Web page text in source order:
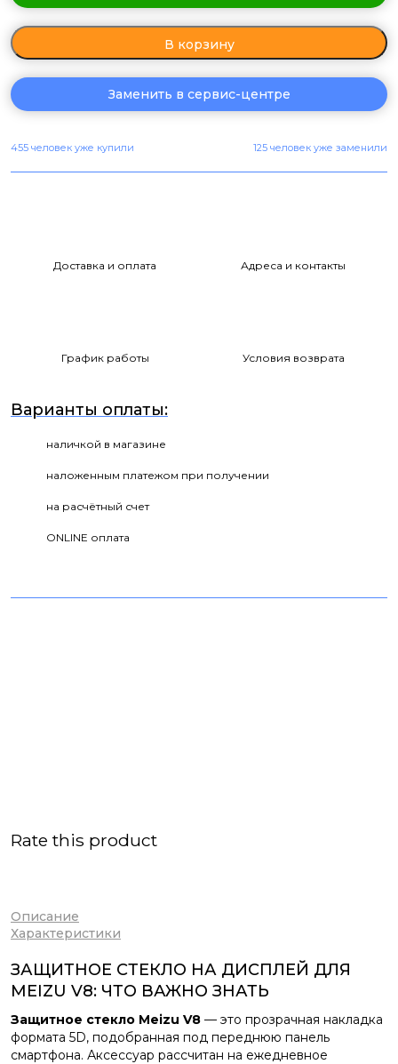
В корзину
Заменить в сервис-центре
455 человек уже купили 125 человек уже заменили
Доставка и оплата Адреса и контакты
График работы Условия возврата
Варианты оплаты:
наличкой в магазине
наложенным платежом при получении
на расчётный счет
ONLINE оплата
Rate this product
Описание
Характеристики
ЗАЩИТНОЕ СТЕКЛО НА ДИСПЛЕЙ ДЛЯ
MEIZU V8: ЧТО ВАЖНО ЗНАТЬ
Защитное стекло Meizu V8 — это прозрачная накладка
формата 5D, подобранная под переднюю панель
смартфона. Аксессуар рассчитан на ежедневное